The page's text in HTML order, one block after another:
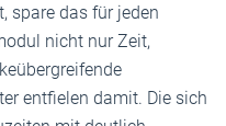
spare das für jeden
nicht nur Zeit,
entfielen damit. Die sich